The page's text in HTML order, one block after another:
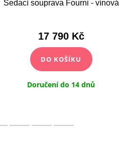
Sedací souprava Fourni - vínová
17 790 Kč
DO KOŠÍKU
Doručení do 14 dnů